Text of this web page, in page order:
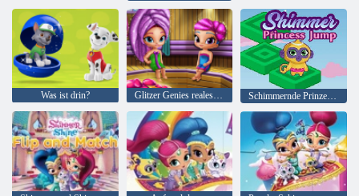
Was ist drin? Glitzer Genies reales Leben Sauna Schimmernde Prinzessin Jump